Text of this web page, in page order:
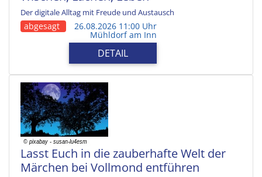
Der digitale Alltag mit Freude und Austausch
abgesagt 26.08.2026 11:00 Uhr
Mühldorf am Inn
DETAIL
Lasst Euch in die zauberhafte Welt der
Märchen bei Vollmond entführen